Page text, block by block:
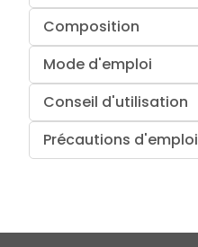
Composition
Mode d'emploi
Conseil d'utilisation
Précautions d'emploi